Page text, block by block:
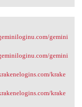
gemini
gemini
krake
krake